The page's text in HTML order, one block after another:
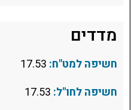
מדדים
חשיפה למט"ח:
חשיפה לחו"ל: